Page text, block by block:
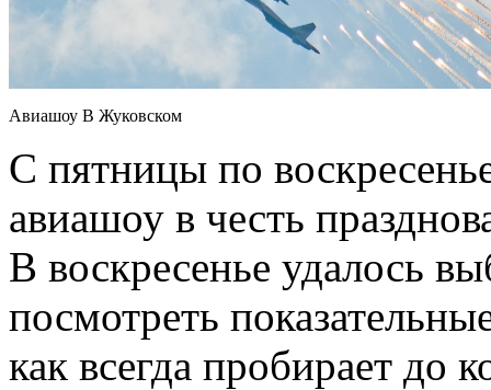
Авиашоу В Жуковском
С пятницы по
авиашоу в честь
В воскресенье удалось
посмотреть
как всегда пробирает